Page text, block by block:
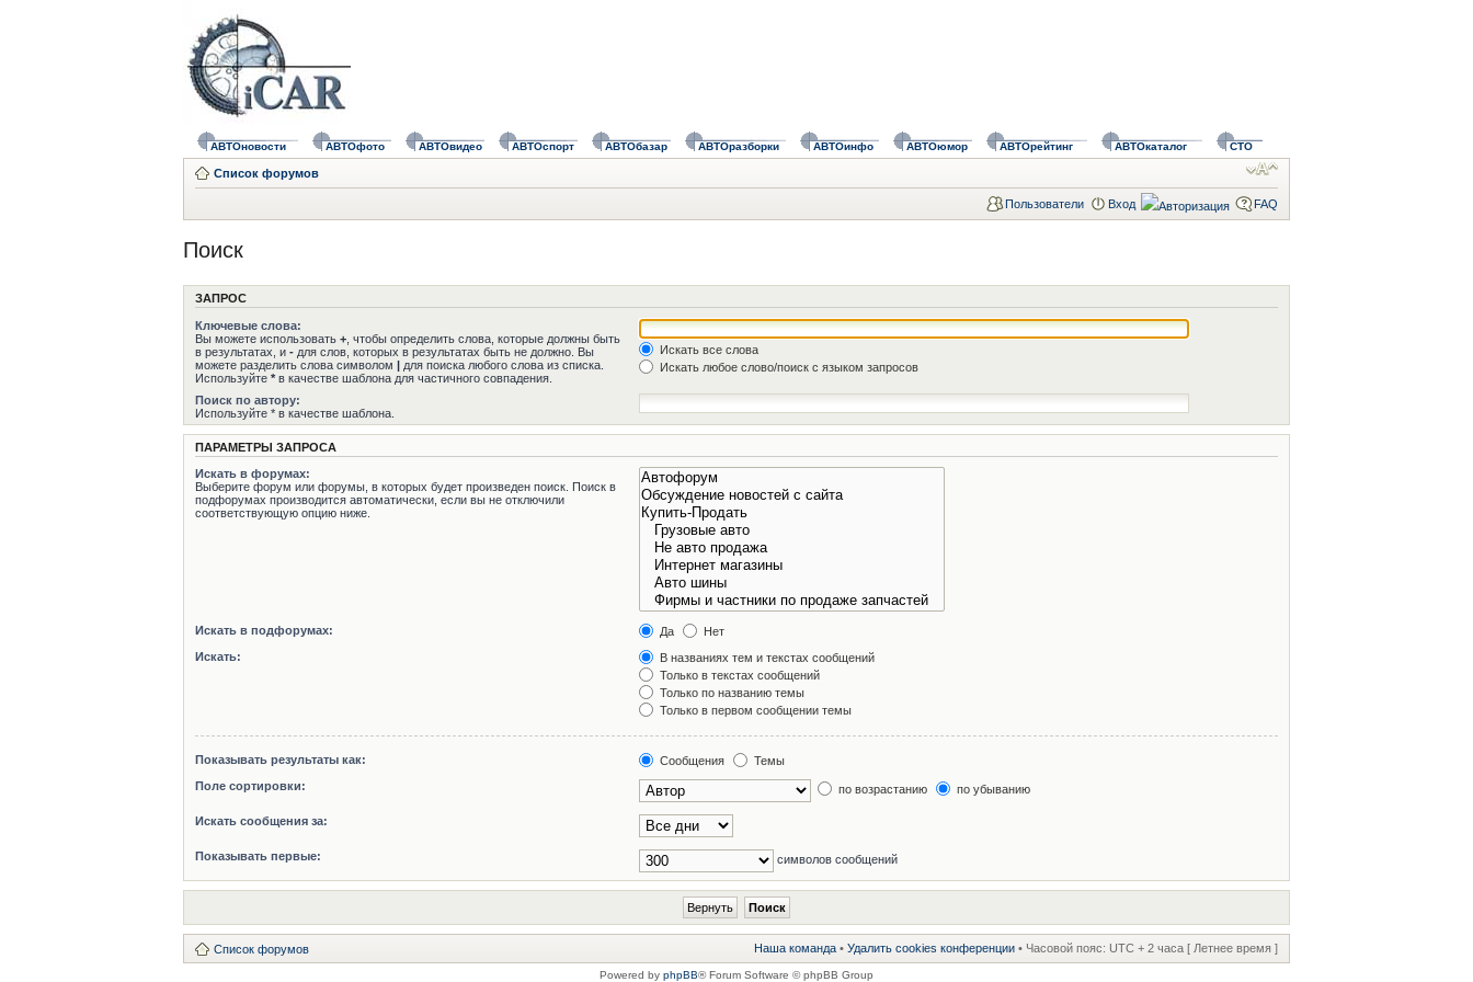
АВТОновости АВТОфото АВТОвидео АВТОспорт АВТОбазар АВТОразборки АВТОинфо АВТОюмор АВТОрейтинг АВТОкаталог СТО
Список форумов
Пользователи Вход FAQ
Поиск
ЗАПРОС
Ключевые слова:
Вы можете использовать + , чтобы определить слова, которые должны быть
в результатах, и - для слов, которых в результатах быть не должно. Вы
можете разделить слова символом | для поиска любого слова из списка.
Используйте * в качестве шаблона для частичного совпадения.
Искать все слова
Искать любое слово/поиск с языком запросов
Поиск по автору:
Используйте * в качестве шаблона.
ПАРАМЕТРЫ ЗАПРОСА
Искать в форумах:
Выберите форум или форумы, в которых будет произведен поиск. Поиск в
подфорумах производится автоматически, если вы не отключили
соответствующую опцию ниже.
Искать в подфорумах: Да
Нет
Искать:
В названиях тем и текстах сообщений
Только в текстах сообщений
Только по названию темы
Только в первом сообщении темы
Показывать результаты как: Сообщения
Темы
Поле сортировки:
по возрастанию по убыванию
Искать сообщения за:
Показывать первые: символов сообщений
Список форумов Наша команда • Удалить cookies конференции • Часовой пояс: UTC + 2 часа [ Летнее время ]
Powered by phpBB® Forum Software © phpBB Group